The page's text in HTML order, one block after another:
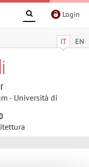
Login
IT EN
- Università di